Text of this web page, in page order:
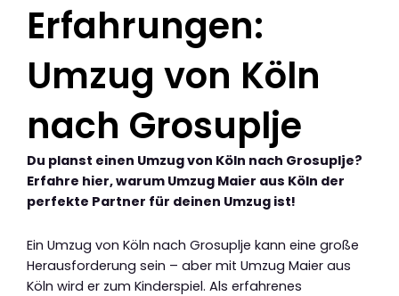
Erfahrungen:
Umzug von Köln
nach Grosuplje
Du planst einen Umzug von Köln nach Grosuplje?
Erfahre hier, warum Umzug Maier aus Köln der
perfekte Partner für deinen Umzug ist!
Ein Umzug von Köln nach Grosuplje kann eine große
Herausforderung sein – aber mit Umzug Maier aus
Köln wird er zum Kinderspiel. Als erfahrenes